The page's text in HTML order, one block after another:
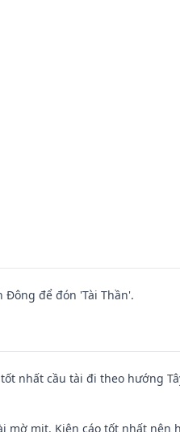
để đón 'Tài Thần'.
nhất cầu tài đi theo hướng
mờ mịt. Kiện cáo tốt nhất nên